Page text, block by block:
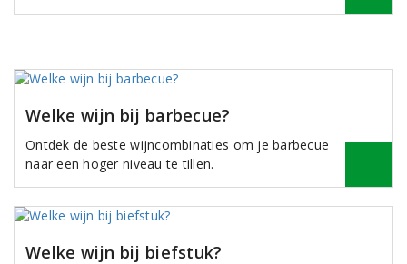
Welke wijn bij barbecue?
Ontdek de beste wijncombinaties om je barbecue
naar een hoger niveau te tillen.
Welke wijn bij biefstuk?